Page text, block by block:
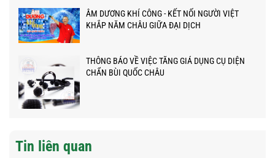
ÂM DƯƠNG KHÍ CÔNG - KẾT NỐI NGƯỜI VIỆT
KHẮP NĂM CHÂU GIỮA ĐẠI DỊCH
THÔNG BÁO VỀ VIỆC TĂNG GIÁ DỤNG CỤ DIỆN
CHẨN BÙI QUỐC CHÂU
Tin liên quan